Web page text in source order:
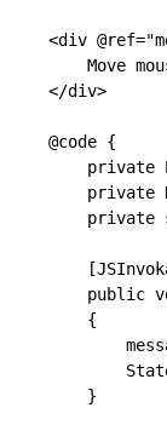
<div
Move
</div>
@code {
private
private
private
public
    {
    }